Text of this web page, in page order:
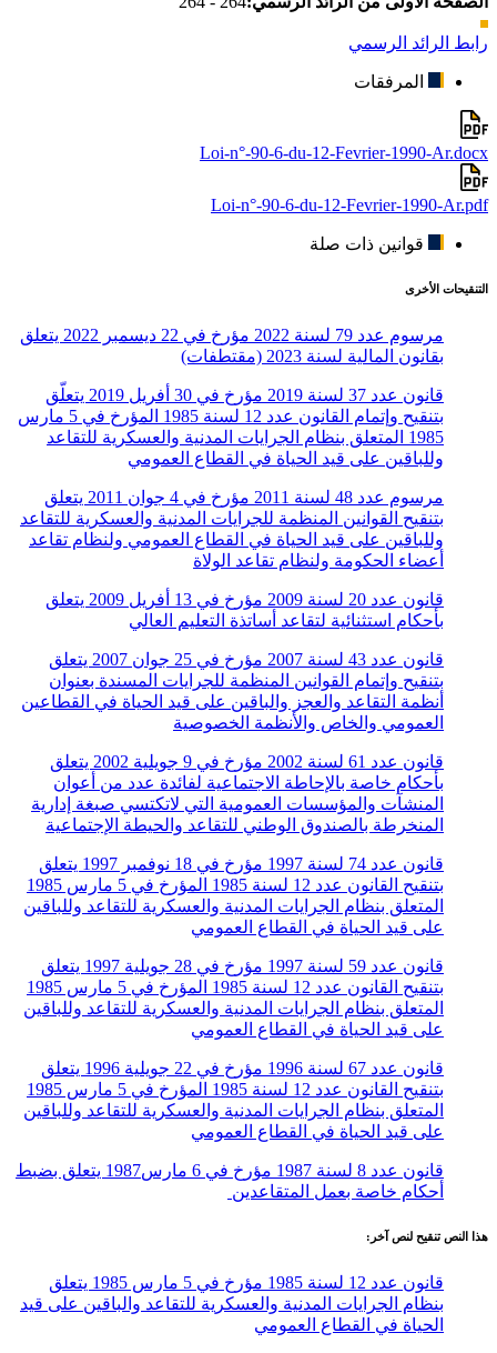
رابط الرائد الرسمي
المرفقات
Loi-n°-90-6-du-12-Fevrier-1990-Ar.docx
Loi-n°-90-6-du-12-Fevrier-1990-Ar.pdf
قوانين ذات صلة
التنقيحات الأخرى
مرسوم عدد 79 لسنة 2022 مؤرخ في 22 ديسمبر 2022 يتعلق
بقانون المالية لسنة 2023 (مقتطفات)
قانون عدد 37 لسنة 2019 مؤرخ في 30 أفريل 2019 يتعلّق
بتنقيح وإتمام القانون عدد 12 لسنة 1985 المؤرخ في 5 مارس
1985 المتعلق بنظام الجرايات المدنية والعسكرية للتقاعد
وللباقين على قيد الحياة في القطاع العمومي
مرسوم عدد 48 لسنة 2011 مؤرخ في 4 جوان 2011 يتعلق
بتنقيح القوانين المنظمة للجرايات المدنية والعسكرية للتقاعد
وللباقين على قيد الحياة في القطاع العمومي ولنظام تقاعد
أعضاء الحكومة ولنظام تقاعد الولاة
قانون عدد 20 لسنة 2009 مؤرخ في 13 أفريل 2009 يتعلق
بأحكام استثنائية لتقاعد أساتذة التعليم العالي
قانون عدد 43 لسنة 2007 مؤرخ في 25 جوان 2007 يتعلق
بتنقيح وإتمام القوانين المنظمة للجرايات المسندة بعنوان
أنظمة التقاعد والعجز والباقين على قيد الحياة في القطاعين
العمومي والخاص والأنظمة الخصوصية
قانون عدد 61 لسنة 2002 مؤرخ في 9 جويلية 2002 يتعلق
بأحكام خاصة بالإحاطة الاجتماعية لفائدة عدد من أعوان
المنشآت والمؤسسات العمومية التي لاتكتسي صبغة إدارية
المنخرطة بالصندوق الوطني للتقاعد والحيطة الإجتماعية
قانون عدد 74 لسنة 1997 مؤرخ في 18 نوفمبر 1997 يتعلق
بتنقيح القانون عدد 12 لسنة 1985 المؤرخ في 5 مارس 1985
المتعلق بنظام الجرايات المدنية والعسكرية للتقاعد وللباقين
على قيد الحياة في القطاع العمومي
قانون عدد 59 لسنة 1997 مؤرخ في 28 جويلية 1997 يتعلق
بتنقيح القانون عدد 12 لسنة 1985 المؤرخ في 5 مارس 1985
المتعلق بنظام الجرايات المدنية والعسكرية للتقاعد وللباقين
على قيد الحياة في القطاع العمومي
قانون عدد 67 لسنة 1996 مؤرخ في 22 جويلية 1996 يتعلق
بتنقيح القانون عدد 12 لسنة 1985 المؤرخ في 5 مارس 1985
المتعلق بنظام الجرايات المدنية والعسكرية للتقاعد وللباقين
على قيد الحياة في القطاع العمومي
قانون عدد 8 لسنة 1987 مؤرخ في 6 مارس1987 يتعلق بضبط
أحكام خاصة بعمل المتقاعدين
هذا النص تنقيح لنص آخر:
قانون عدد 12 لسنة 1985 مؤرخ في 5 مارس 1985 يتعلق
بنظام الجرايات المدنية والعسكرية للتقاعد والباقين على قيد
الحياة في القطاع العمومي